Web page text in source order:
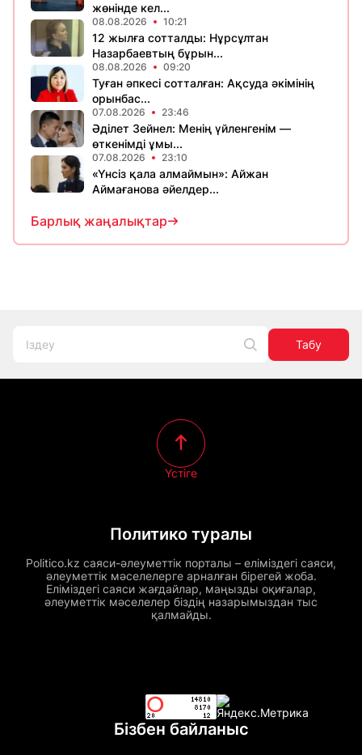
жөнінде кел...
08.08.2026 10:21
12 жылға сотталды: Нұрсұлтан
Назарбаевтың бұрын...
08.08.2026 09:20
Туған әпкесі сотталған: Ақсуда әкімінің
орынбас...
07.08.2026 23:46
Әділет Зейнел: Менің үйленгенім —
өткенімді ұмы...
07.08.2026 23:10
«Үнсіз қала алмаймын»: Айжан
Аймағанова әйелдер...
Барлық жаңалықтар
Табу
Политико туралы
Politico.kz саяси-әлеуметтік порталы – еліміздегі саяси,
әлеуметтік мәселелерге арналған бірегей жоба.
Еліміздегі саяси жағдайлар, маңызды оқиғалар,
әлеуметтік мәселелер біздің назарымыздан тыс
қалмайды.
Үстіге
Бізбен байланыс